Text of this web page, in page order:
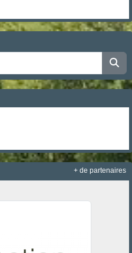
+ de partenaires